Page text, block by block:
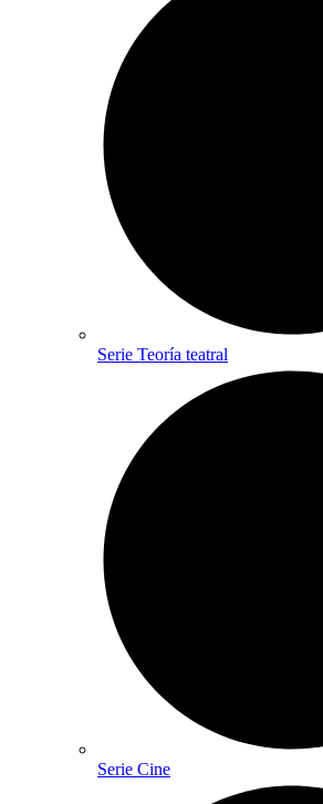
Serie Teoría teatral
Serie Cine